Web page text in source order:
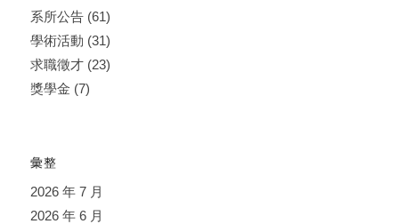
系所公告(61)
學術活動 (31)
求職徵才(23)
獎學金 (7)
彙整
2026 年 7 月
2026 年 6 月